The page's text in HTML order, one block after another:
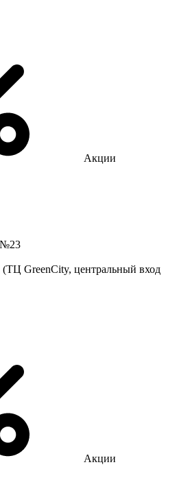
Акции
№23
GreenCity, центральный вход
Акции